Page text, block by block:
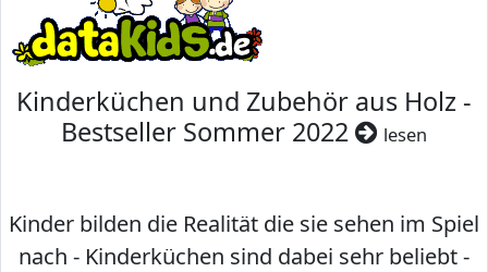
Kinderküchen und Zubehör aus Holz -
Bestseller Sommer 2022
lesen
Kinder bilden die Realität die sie sehen im Spiel
nach - Kinderküchen sind dabei sehr beliebt -